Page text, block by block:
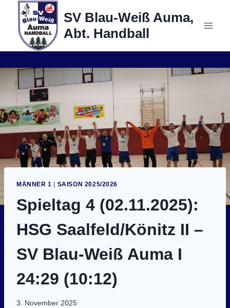
springen
SV Blau-Weiß Auma,
Abt. Handball
MÄNNER 1 | SAISON 2025/2026
Spieltag 4 (02.11.2025):
HSG Saalfeld/Könitz II –
SV Blau-Weiß Auma I
24:29 (10:12)
3. November 2025